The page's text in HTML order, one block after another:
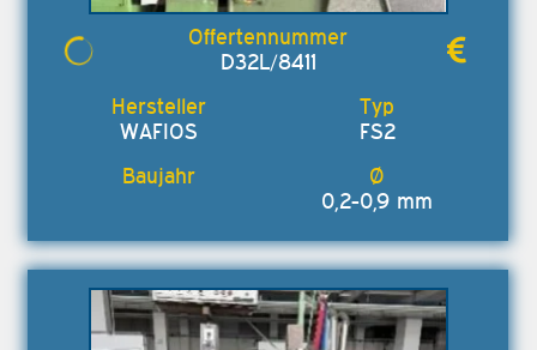
D32L/8411
WAFIOS FS2
0,2-0,9 mm